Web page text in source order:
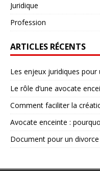
Juridique
Profession
ARTICLES RÉCENTS
Les enjeux juridiques
Le rôle d’une avocate
Comment faciliter la
Avocate enceinte :
Document pour un